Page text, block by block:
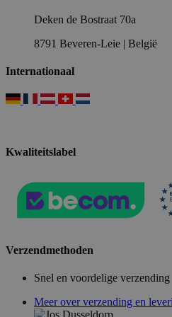
Deken de Bostraat 70a
8791 Beveren-Leie | België
Internationaal
Kwaliteitslabel
Verzendmethoden
Snel en voordelige verzending
Meer over verzending en